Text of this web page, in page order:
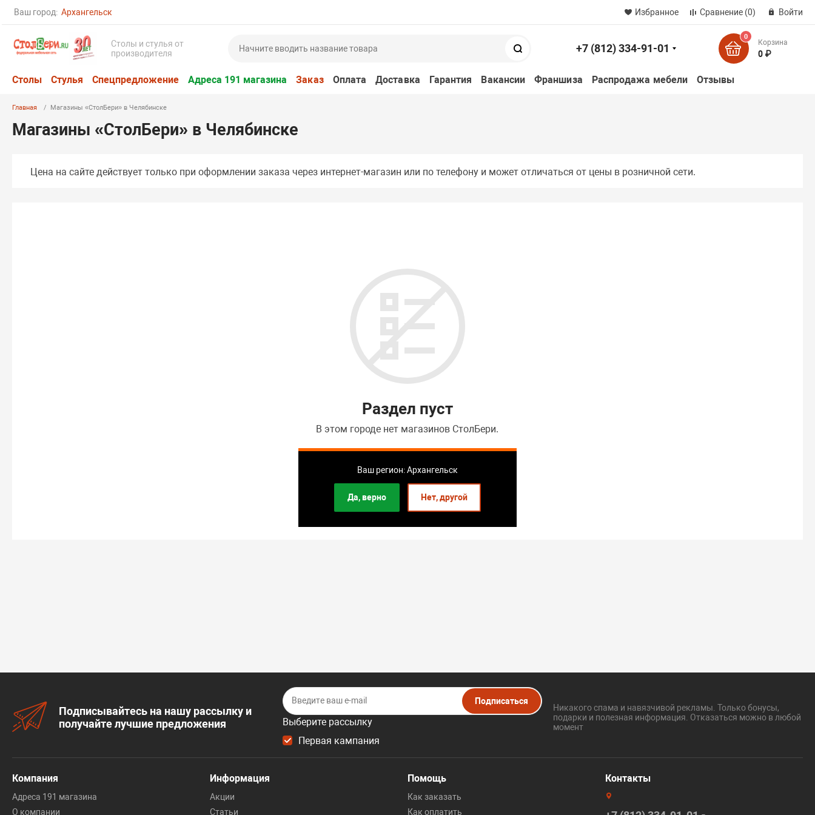
Ваш город: Архангельск
Ваш регион: Архангельск
Да, верно Нет, другой
Избранное Сравнение (0) Войти
Столы и стулья от
производителя
+7 (812) 334-91-01
0
Корзина
0 ₽
Столы Стулья Спецпредложение Адреса 191 магазина Заказ Оплата Доставка Гарантия Вакансии Франшиза Распродажа мебели Отзывы
Главная Магазины «СтолБери» в Челябинске
Магазины «СтолБери» в Челябинске
Цена на сайте действует только при оформлении заказа через интернет-магазин или по телефону и может отличаться от цены в розничной сети.
Раздел пуст
В этом городе нет магазинов СтолБери.
Подписывайтесь на нашу рассылку и
получайте лучшие предложения
Выберите рассылку
Первая кампания
Подписаться
Никакого спама и навязчивой рекламы. Только бонусы,
подарки и полезная информация. Отказаться можно в любой
момент
Компания
Адреса 191 магазина
О компании
Информация
Акции
Статьи
Помощь
Как заказать
Как оплатить
Контакты